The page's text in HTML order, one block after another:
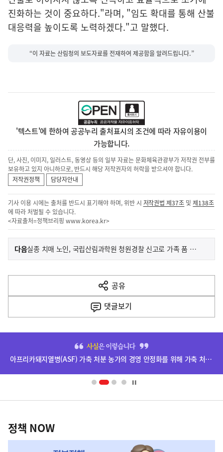
진화하는 것이 중요하다."라며, "임도 확대를 통해 산불
대응력을 높이도록 노력하겠다."고 말했다.
“이 자료는 산림청의 보도자료를 전재하여 제공함을 알려드립니다.”
'텍스트'에 한하여 공공누리 출처표시의 조건에 따라 자유이용이
가능합니다.
단, 사진, 이미지, 일러스트, 동영상 등의 일부 자료는 문화체육관광부가 저작권 전부를
보유하고 있지 아니하므로, 반드시 해당 저작권자의 허락을 받으셔야 합니다.
저작권정책
담당자안내
기사 이용 시에는 출처를 반드시 표기해야 하며, 위반 시 저작권법 제37조 및제138조
에 따라 처벌될 수 있습니다.
<자료출처=정책브리핑 www.korea.kr>
이
전
다
음
다음기
사
실종 치매 노인, 국립산림과학원 청원경찰 신고로 가족 품 되찾다
공유
열
기
댓글보기
단
영
아프리카돼지열병(ASF) 가축 처분 농가의 경영 안정화를 위해 가축 처분 보상금을 신속하게 지급하겠습니다.
책
NOW,
정책 NOW